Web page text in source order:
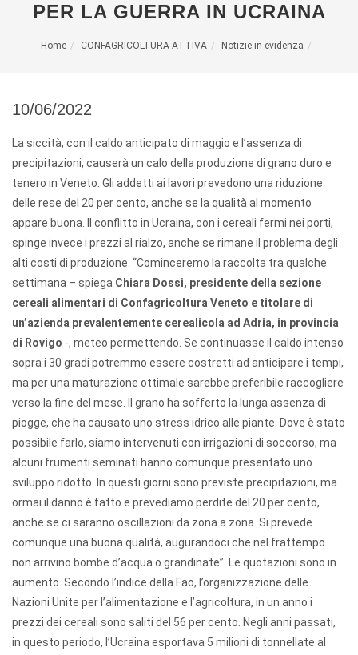
PER LA GUERRA IN UCRAINA
Home CONFAGRICOLTURA ATTIVA Notizie in evidenza
10/06/2022
La siccità, con il caldo anticipato di maggio e l’assenza di
precipitazioni, causerà un calo della produzione di grano duro e
tenero in Veneto. Gli addetti ai lavori prevedono una riduzione
delle rese del 20 per cento, anche se la qualità al momento
appare buona. Il conflitto in Ucraina, con i cereali fermi nei porti,
spinge invece i prezzi al rialzo, anche se rimane il problema degli
alti costi di produzione. “Cominceremo la raccolta tra qualche
settimana – spiega Chiara Dossi, presidente della sezione
cereali alimentari di Confagricoltura Veneto e titolare di
un’azienda prevalentemente cerealicola ad Adria, in provincia
di Rovigo -, meteo permettendo. Se continuasse il caldo intenso
sopra i 30 gradi potremmo essere costretti ad anticipare i tempi,
ma per una maturazione ottimale sarebbe preferibile raccogliere
verso la fine del mese. Il grano ha sofferto la lunga assenza di
piogge, che ha causato uno stress idrico alle piante. Dove è stato
possibile farlo, siamo intervenuti con irrigazioni di soccorso, ma
alcuni frumenti seminati hanno comunque presentato uno
sviluppo ridotto. In questi giorni sono previste precipitazioni, ma
ormai il danno è fatto e prevediamo perdite del 20 per cento,
anche se ci saranno oscillazioni da zona a zona. Si prevede
comunque una buona qualità, augurandoci che nel frattempo
non arrivino bombe d’acqua o grandinate”. Le quotazioni sono in
aumento. Secondo l’indice della Fao, l’organizzazione delle
Nazioni Unite per l’alimentazione e l’agricoltura, in un anno i
prezzi dei cereali sono saliti del 56 per cento. Negli anni passati,
in questo periodo, l’Ucraina esportava 5 milioni di tonnellate al